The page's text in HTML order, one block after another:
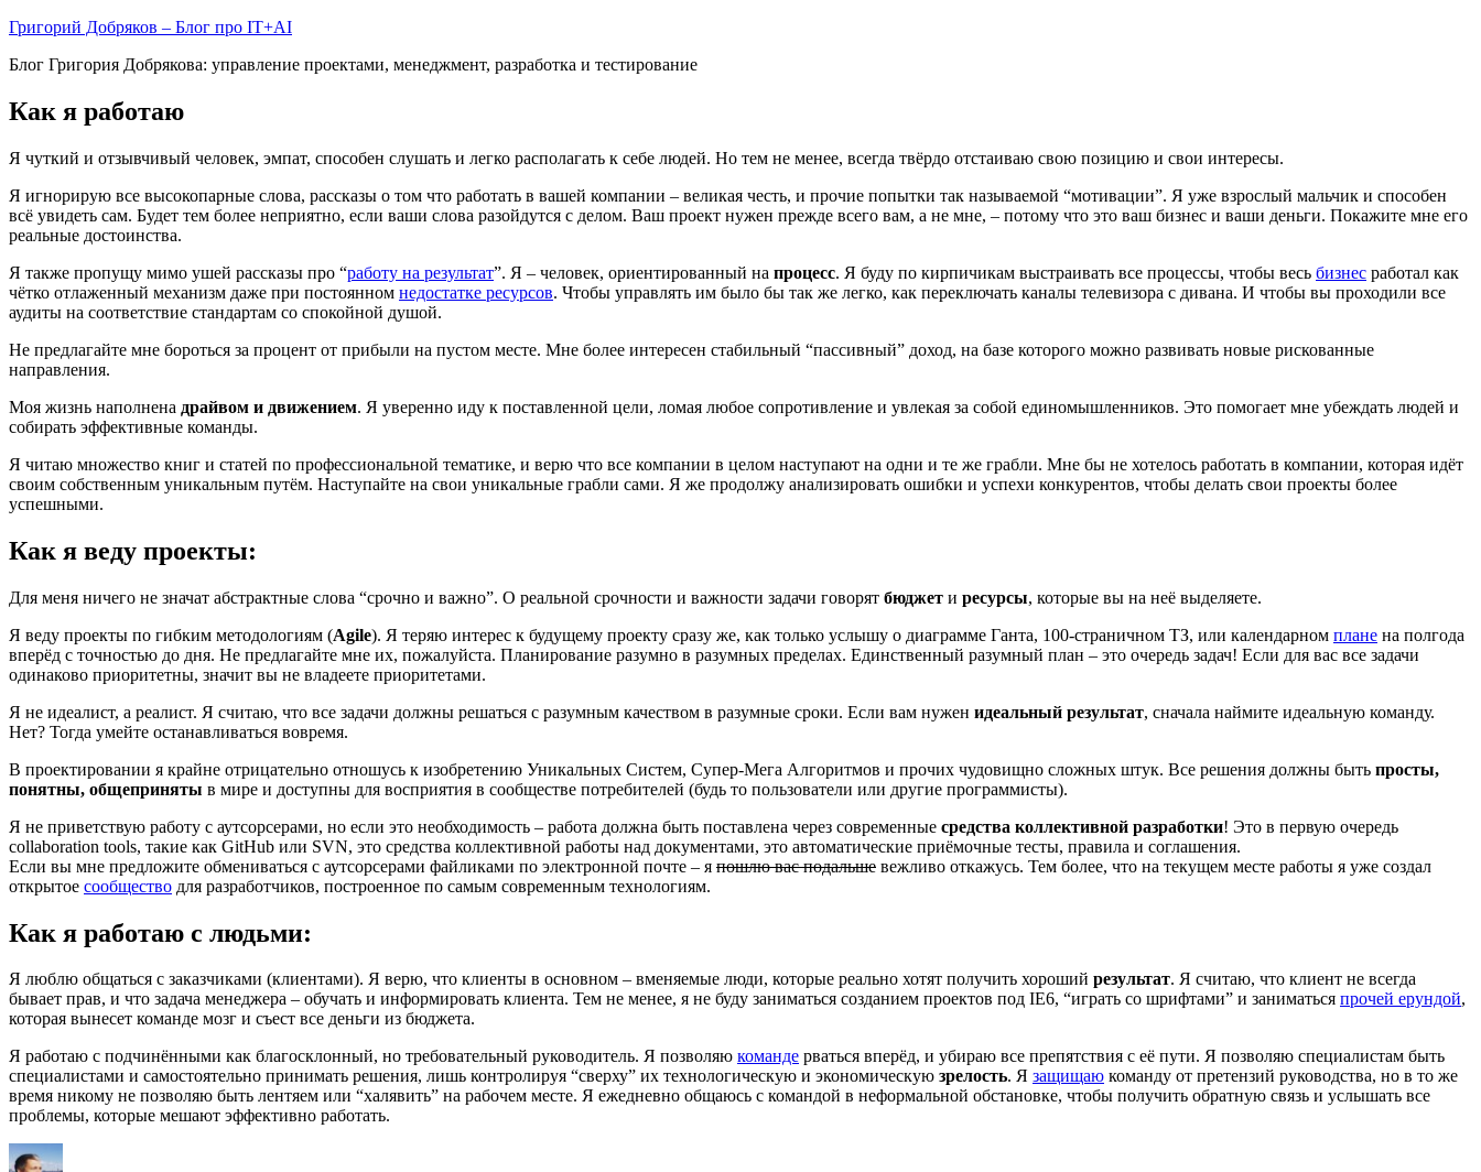
Skip
content
Григорий Добряков – Блог про IT+AI
Блог Григория Добрякова: управление проектами, менеджмент, разработка и тестирование
Как я работаю
Я чуткий и отзывчивый человек, эмпат, способен слушать и легко располагать к себе людей. Но тем не менее, всегда твёрдо отстаиваю свою позицию и свои интересы.
Я игнорирую все высокопарные слова, рассказы о том что работать в вашей компании – великая честь, и прочие попытки так называемой “мотивации”. Я уже взрослый мальчик и способен
всё увидеть сам. Будет тем более неприятно, если ваши слова разойдутся с делом. Ваш проект нужен прежде всего вам, а не мне, – потому что это ваш бизнес и ваши деньги. Покажите мне его
реальные достоинства.
Я также пропущу мимо ушей рассказы про “работу на результат”. Я – человек, ориентированный на процесс. Я буду по кирпичикам выстраивать все процессы, чтобы весь бизнес работал как
чётко отлаженный механизм даже при постоянном недостатке ресурсов. Чтобы управлять им было бы так же легко, как переключать каналы телевизора с дивана. И чтобы вы проходили все
аудиты на соответствие стандартам со спокойной душой.
Не предлагайте мне бороться за процент от прибыли на пустом месте. Мне более интересен стабильный “пассивный” доход, на базе которого можно развивать новые рискованные
направления.
Моя жизнь наполнена драйвом и движением. Я уверенно иду к поставленной цели, ломая любое сопротивление и увлекая за собой единомышленников. Это помогает мне убеждать людей и
собирать эффективные команды.
Я читаю множество книг и статей по профессиональной тематике, и верю что все компании в целом наступают на одни и те же грабли. Мне бы не хотелось работать в компании, которая идёт
своим собственным уникальным путём. Наступайте на свои уникальные грабли сами. Я же продолжу анализировать ошибки и успехи конкурентов, чтобы делать свои проекты более
успешными.
Как я веду проекты:
Для меня ничего не значат абстрактные слова “срочно и важно”. О реальной срочности и важности задачи говорят бюджет и ресурсы, которые вы на неё выделяете.
Я веду проекты по гибким методологиям (Agile). Я теряю интерес к будущему проекту сразу же, как только услышу о диаграмме Ганта, 100-страничном ТЗ, или календарном плане на полгода
вперёд с точностью до дня. Не предлагайте мне их, пожалуйста. Планирование разумно в разумных пределах. Единственный разумный план – это очередь задач! Если для вас все задачи
одинаково приоритетны, значит вы не владеете приоритетами.
Я не идеалист, а реалист. Я считаю, что все задачи должны решаться с разумным качеством в разумные сроки. Если вам нужен идеальный результат, сначала наймите идеальную команду.
Нет? Тогда умейте останавливаться вовремя.
В проектировании я крайне отрицательно отношусь к изобретению Уникальных Систем, Супер-Мега Алгоритмов и прочих чудовищно сложных штук. Все решения должны быть просты,
понятны, общеприняты в мире и доступны для восприятия в сообществе потребителей (будь то пользователи или другие программисты).
Я не приветствую работу с аутсорсерами, но если это необходимость – работа должна быть поставлена через современные средства коллективной разработки! Это в первую очередь
collaboration tools, такие как GitHub или SVN, это средства коллективной работы над документами, это автоматические приёмочные тесты, правила и соглашения.
Если вы мне предложите обмениваться с аутсорсерами файликами по электронной почте – я пошлю вас подальше вежливо откажусь. Тем более, что на текущем месте работы я уже создал
открытое сообщество для разработчиков, построенное по самым современным технологиям.
Как я работаю с людьми:
Я люблю общаться с заказчиками (клиентами). Я верю, что клиенты в основном – вменяемые люди, которые реально хотят получить хороший результат. Я считаю, что клиент не всегда
бывает прав, и что задача менеджера – обучать и информировать клиента. Тем не менее, я не буду заниматься созданием проектов под IE6, “играть со шрифтами” и заниматься прочей ерундой,
которая вынесет команде мозг и съест все деньги из бюджета.
Я работаю с подчинёнными как благосклонный, но требовательный руководитель. Я позволяю команде рваться вперёд, и убираю все препятствия с её пути. Я позволяю специалистам быть
специалистами и самостоятельно принимать решения, лишь контролируя “сверху” их технологическую и экономическую зрелость. Я защищаю команду от претензий руководства, но в то же
время никому не позволяю быть лентяем или “халявить” на рабочем месте. Я ежедневно общаюсь с командой в неформальной обстановке, чтобы получить обратную связь и услышать все
проблемы, которые мешают эффективно работать.
Author